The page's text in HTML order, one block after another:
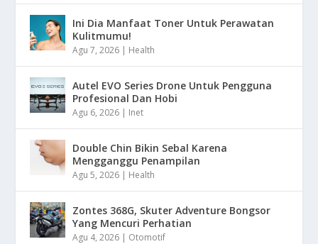
Ini Dia Manfaat Toner Untuk Perawatan
Kulitmumu!
Agu 7, 2026 | Health
Autel EVO Series Drone Untuk Pengguna
Profesional Dan Hobi
Agu 6, 2026 | Inet
Double Chin Bikin Sebal Karena
Mengganggu Penampilan
Agu 5, 2026 | Health
Zontes 368G, Skuter Adventure Bongsor
Yang Mencuri Perhatian
Agu 4, 2026 | Otomotif